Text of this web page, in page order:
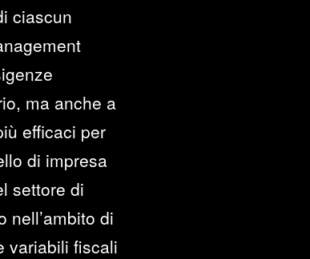
ciascun
ma anche a
efficaci per
di impresa
settore di
nell’ambito di
variabili fiscali